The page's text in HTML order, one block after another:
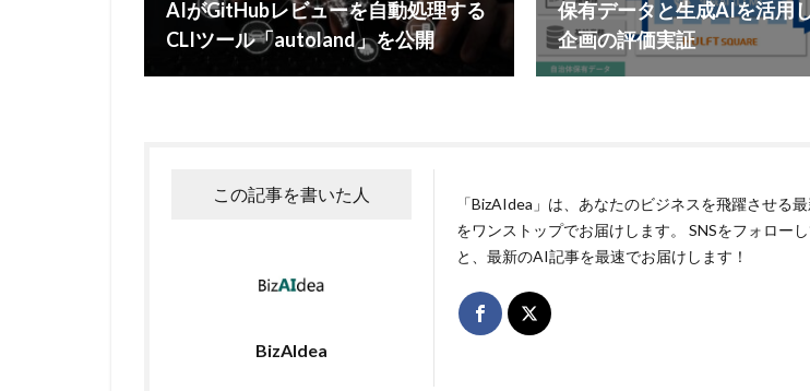
AIがGitHubレビューを自動処理する
CLIツール「autoland」を公開
保有データと生成AIを活用
企画の評価実証
この記事を書いた人
BizAIdea
「BizAIdea」は、あなたのビジネスを飛躍させる
をワンストップでお届けします。 SNSをフォローし
と、最新のAI記事を最速でお届けします！